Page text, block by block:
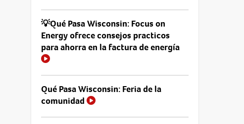
💡Qué Pasa Wisconsin: Focus on
Energy ofrece consejos practicos
para ahorra en la factura de energía
Qué Pasa Wisconsin: Feria de la
comunidad